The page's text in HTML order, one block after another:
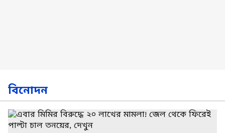
বিনোদন